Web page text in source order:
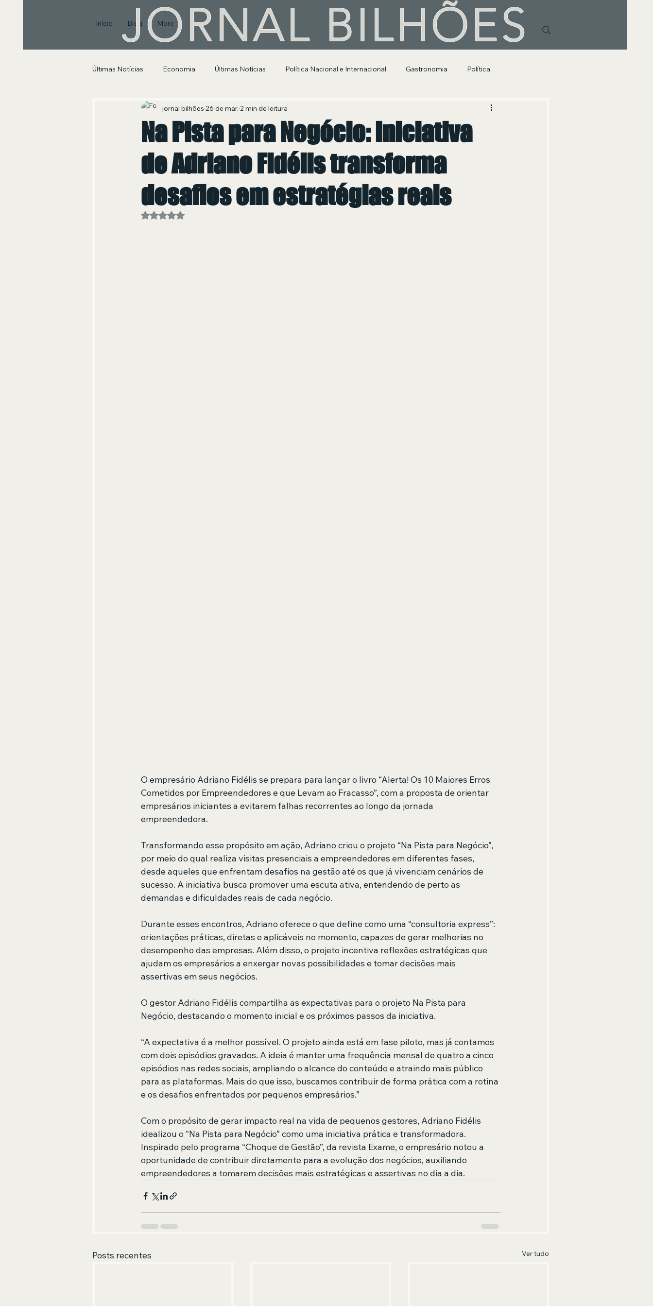
Início Blog More
JORNAL BILHÕES
Últimas Notícias Economia Últimas Notícias Política Nacional e Internacional Gastronomia Política
Segurança Pública e Social Segurança Pública
Na Pista para Negócio: iniciativa
de Adriano Fidélis transforma
desafios em estratégias reais
jornal bilhões 26 de mar. 2 min de leitura
Avaliado com NaN de 5 estrelas.
O empresário Adriano Fidélis se prepara para lançar o livro “Alerta! Os 10 Maiores Erros
Cometidos por Empreendedores e que Levam ao Fracasso”, com a proposta de orientar
empresários iniciantes a evitarem falhas recorrentes ao longo da jornada
empreendedora.
Transformando esse propósito em ação, Adriano criou o projeto “Na Pista para Negócio”,
por meio do qual realiza visitas presenciais a empreendedores em diferentes fases,
desde aqueles que enfrentam desafios na gestão até os que já vivenciam cenários de
sucesso. A iniciativa busca promover uma escuta ativa, entendendo de perto as
demandas e dificuldades reais de cada negócio.
Durante esses encontros, Adriano oferece o que define como uma “consultoria express”:
orientações práticas, diretas e aplicáveis no momento, capazes de gerar melhorias no
desempenho das empresas. Além disso, o projeto incentiva reflexões estratégicas que
ajudam os empresários a enxergar novas possibilidades e tomar decisões mais
assertivas em seus negócios.
O gestor Adriano Fidélis compartilha as expectativas para o projeto Na Pista para
Negócio, destacando o momento inicial e os próximos passos da iniciativa.
“A expectativa é a melhor possível. O projeto ainda está em fase piloto, mas já contamos
com dois episódios gravados. A ideia é manter uma frequência mensal de quatro a cinco
episódios nas redes sociais, ampliando o alcance do conteúdo e atraindo mais público
para as plataformas. Mais do que isso, buscamos contribuir de forma prática com a rotina
e os desafios enfrentados por pequenos empresários.”
Com o propósito de gerar impacto real na vida de pequenos gestores, Adriano Fidélis
idealizou o “Na Pista para Negócio” como uma iniciativa prática e transformadora.
Inspirado pelo programa “Choque de Gestão”, da revista Exame, o empresário notou a
oportunidade de contribuir diretamente para a evolução dos negócios, auxiliando
empreendedores a tomarem decisões mais estratégicas e assertivas no dia a dia.
Posts recentes Ver tudo